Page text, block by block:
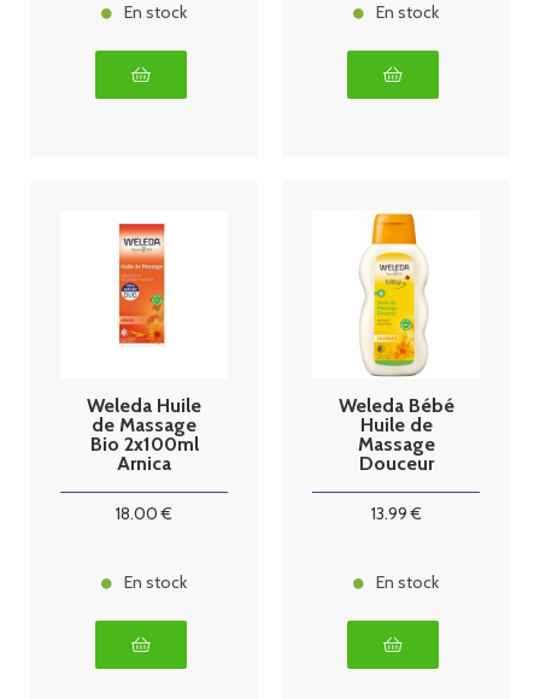
En stock En stock
Weleda Huile
de Massage
Bio 2x100ml
Arnica
Sportives
18.00 €
En stock
Weleda Bébé
Huile de
Massage
Douceur
13.99€
En stock